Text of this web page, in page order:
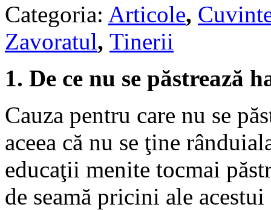
Categoria: Articole,
Zavoratul, Tinerii
1. De ce nu se păstrează
Cauza pentru care nu se
aceea că nu se ţine
educaţii menite tocmai
de seamă pricini ale